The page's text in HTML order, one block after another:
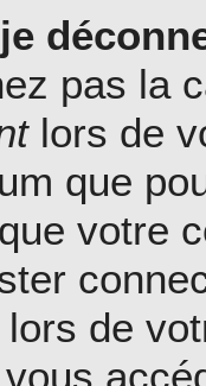
pas la
lors de
que
votre
de